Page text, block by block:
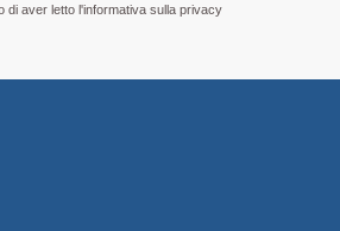
di aver letto l'informativa sulla privacy